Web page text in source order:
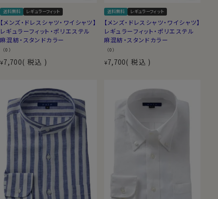
送料無料 レギュラーフィット
【メンズ・ドレスシャツ・ワイシャツ】
レギュラーフィット・ポリエステル
麻混紡・スタンドカラー
（0）
¥7,700 税込
送料無料 レギュラーフィット
【メンズ・ドレスシャツ・ワイシャツ】
レギュラーフィット・ポリエステル
麻混紡・スタンドカラー
（0）
¥7,700 税込